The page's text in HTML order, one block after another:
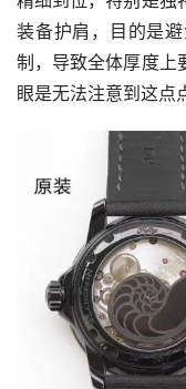
装备护肩，目的是
制，导致全体厚度上
眼是无法注意到这点